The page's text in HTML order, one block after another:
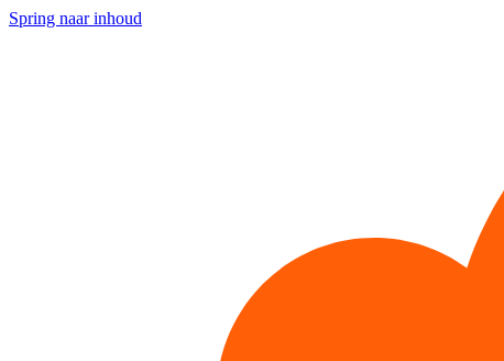
Spring naar inhoud